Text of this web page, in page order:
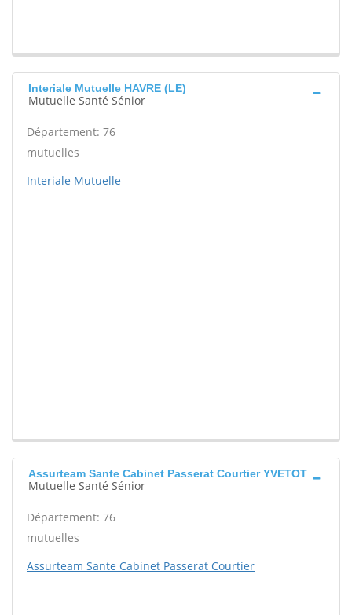
Interiale Mutuelle HAVRE (LE)
Mutuelle Santé Sénior
Département: 76
mutuelles
Interiale Mutuelle
Assurteam Sante Cabinet Passerat Courtier YVETOT
Mutuelle Santé Sénior
Département: 76
mutuelles
Assurteam Sante Cabinet Passerat Courtier